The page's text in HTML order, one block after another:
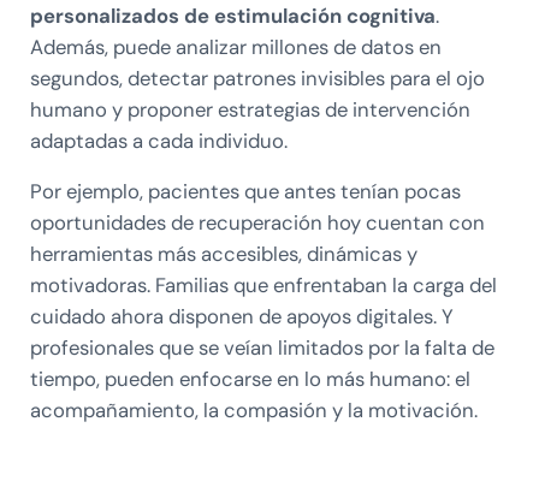
personalizados de estimulación cognitiva.
Además, puede analizar millones de datos en
segundos, detectar patrones invisibles para el ojo
humano y proponer estrategias de intervención
adaptadas a cada individuo.
Por ejemplo, pacientes que antes tenían pocas
oportunidades de recuperación hoy cuentan con
herramientas más accesibles, dinámicas y
motivadoras. Familias que enfrentaban la carga del
cuidado ahora disponen de apoyos digitales. Y
profesionales que se veían limitados por la falta de
tiempo, pueden enfocarse en lo más humano: el
acompañamiento, la compasión y la motivación.